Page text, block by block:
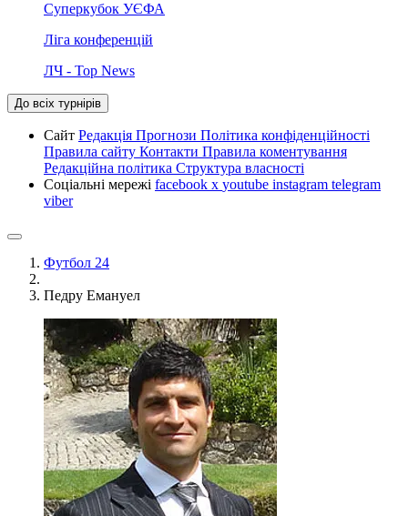
Суперкубок УЄФА
Ліга конференцій
ЛЧ - Top News
До всіх турнірів
Сайт Редакція Прогнози Політика конфіденційності
Правила сайту Контакти Правила коментування
Редакційна політика Структура власності
Соціальні мережі facebook x youtube instagram telegram
viber
Футбол 24
Педру Емануел